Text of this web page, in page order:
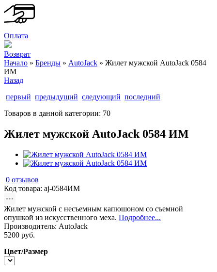
Оплата
Возврат
Начало » Бренды » AutoJack » Жилет мужской AutoJack 0584
ИМ
Назад
первый предыдущий следующий последний
Товаров в данной категории: 70
Жилет мужской AutoJack 0584 ИМ
0 отзывов
Код товара: aj-0584ИМ
Жилет мужской с несъемным капюшоном со съемной
опушкой из искусственного меха. Подробнее...
Производитель: AutoJack
5200 руб.
Цвет/Размер